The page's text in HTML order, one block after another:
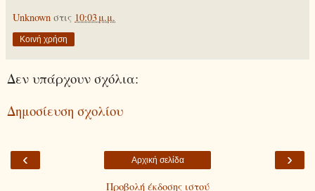
Unknown στις 10:03 μ.μ.
Κοινή χρήση
Δεν υπάρχουν σχόλια:
Δημοσίευση σχολίου
‹ ›
Αρχική σελίδα
Προβολή έκδοσης ιστού